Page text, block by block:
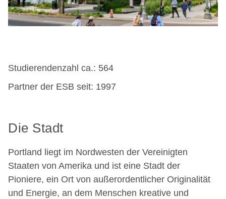
Studierendenzahl ca.: 564
Partner der ESB seit: 1997
Die Stadt
Portland liegt im Nordwesten der Vereinigten
Staaten von Amerika und ist eine Stadt der
Pioniere, ein Ort von außerordentlicher Originalität
und Energie, an dem Menschen kreative und